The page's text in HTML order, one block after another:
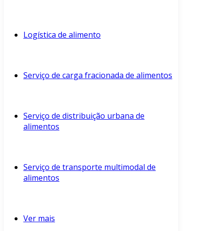
Logística de alimento
Serviço de carga fracionada de alimentos
Serviço de distribuição urbana de
alimentos
Serviço de transporte multimodal de
alimentos
Ver mais